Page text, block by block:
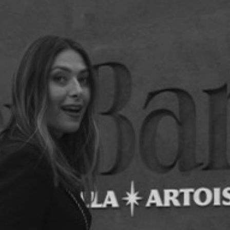
- BECKHAM X STELLA ARTOIS -
2026